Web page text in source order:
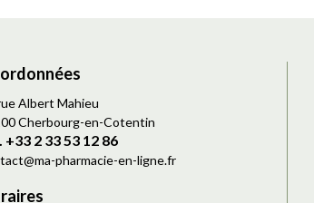
Albert Mahieu
Cherbourg-en-Cotentin
+33 2 33 53 12 86
@ma-pharmacie-en-ligne.fr